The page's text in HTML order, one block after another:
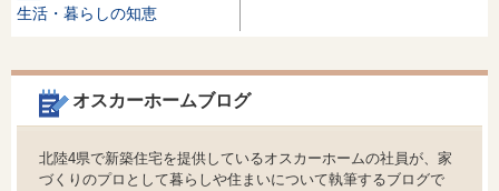
生活・暮らしの知恵
オスカーホームブログ
北陸4県で新築住宅を提供しているオスカーホームの社員が、家
づくりのプロとして暮らしや住まいについて執筆するブログで